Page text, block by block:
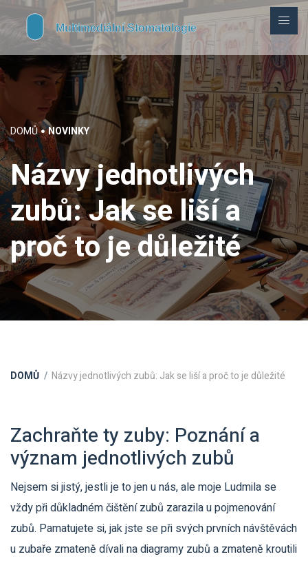
DOMŮ NOVINKY
Názvy jednotlivých
zubů: Jak se liší a
proč to je důležité
DOMŮ Názvy jednotlivých zubů: Jak se liší a proč to je důležité
Zachraňte ty zuby: Poznání a
význam jednotlivých zubů
Nejsem si jistý, jestli je to jen u nás, ale moje Ludmila se
vždy při důkladném čištění zubů zarazila u pojmenování
zubů. Pamatujete si, jak jste se při svých prvních návštěvách
u zubaře zmateně dívali na diagramy zubů a zmateně kroutili